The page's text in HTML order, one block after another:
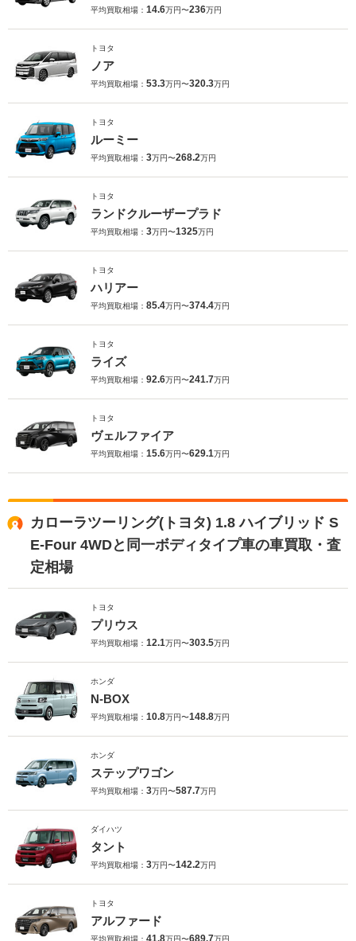
平均買取相場： 14.6万円〜236万円
トヨタ
ノア
平均買取相場： 53.3万円〜320.3万円
トヨタ
ルーミー
平均買取相場： 3万円〜268.2万円
トヨタ
ランドクルーザープラド
平均買取相場： 3万円〜1325万円
トヨタ
ハリアー
平均買取相場： 85.4万円〜374.4万円
トヨタ
ライズ
平均買取相場： 92.6万円〜241.7万円
トヨタ
ヴェルファイア
平均買取相場： 15.6万円〜629.1万円
カローラツーリング(トヨタ) 1.8 ハイブリッド S
E-Four 4WDと同一ボディタイプ車の車買取・査
定相場
トヨタ
プリウス
平均買取相場： 12.1万円〜303.5万円
ホンダ
N-BOX
平均買取相場： 10.8万円〜148.8万円
ホンダ
ステップワゴン
平均買取相場： 3万円〜587.7万円
ダイハツ
タント
平均買取相場： 3万円〜142.2万円
トヨタ
アルファード
平均買取相場： 万円〜 万円